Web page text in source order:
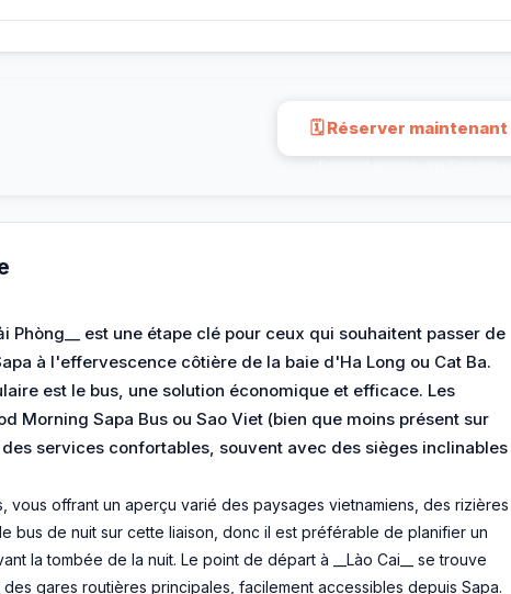
🗓 Réserver maintenant
Phòng__ est une étape clé pour ceux qui souhaitent passer de
à l'effervescence côtière de la baie d'Ha Long ou Cat Ba.
est le bus, une solution économique et efficace. Les
Morning Sapa Bus ou Sao Viet (bien que moins présent sur
services confortables, souvent avec des sièges inclinables
vous offrant un aperçu varié des paysages vietnamiens, des rizières
bus de nuit sur cette liaison, donc il est préférable de planifier un
la tombée de la nuit. Le point de départ à __Lào Cai__ se trouve
gares routières principales, facilement accessibles depuis Sapa.